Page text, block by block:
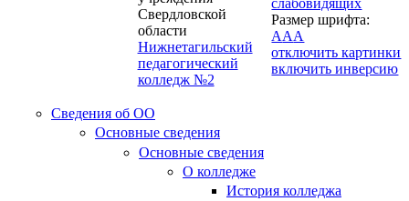
слабовидящих
Размер шрифта:
AAA
отключить картинки
включить инверсию
Свердловской
области
Нижнетагильский
педагогический
колледж №2
Сведения об ОО
Основные сведения
Основные сведения
О колледже
История колледжа